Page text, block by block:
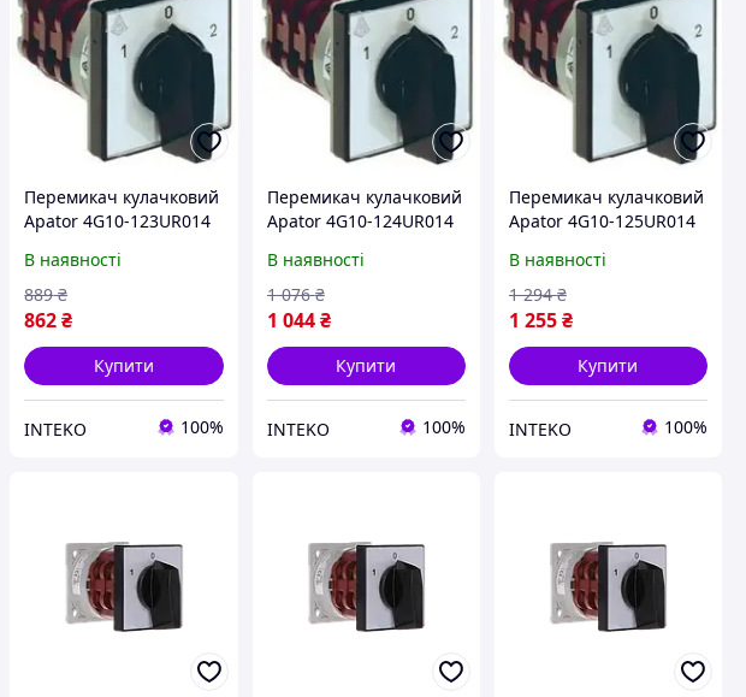
Перемикач кулачковий
Apator 4G10-123UR014
В наявності
862₴
889 ₴
Купити
INTEKO 100%
Перемикач кулачковий
Apator 4G10-124UR014
В наявності
1 044 ₴
1 076 ₴
Купити
INTEKO 100%
Перемикач кулачковий
Apator 4G10-125UR014
В наявності
1 255₴
1 294 ₴
Купити
INTEKO 100%